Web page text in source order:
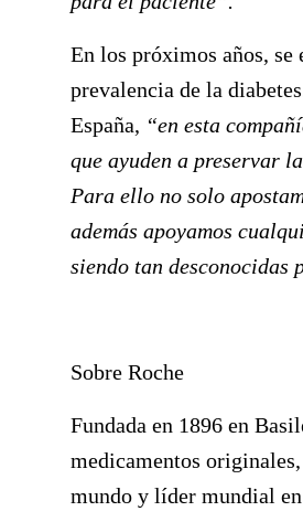
En los próximos años, se
prevalencia de la
España, “en esta
que ayuden a preservar
Para ello no solo
además apoyamos
siendo tan desconocidas
Sobre Roche
Fundada en 1896 en
medicamentos
mundo y líder mundial